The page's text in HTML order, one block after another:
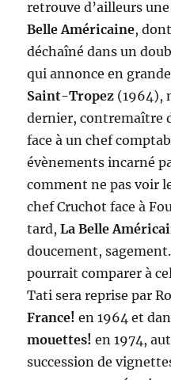
retrouve d’ailleurs
Belle Américaine,
déchaîné dans un
qui annonce en
Saint-Tropez (1964),
dernier, contremaître
face à un chef
évènements incarné
comment ne pas voir
chef Cruchot face à
tard,La Belle
doucement,
pourrait comparer à
Tati sera reprise par
France! en 1964 et
mouettes!en 1974,
succession de